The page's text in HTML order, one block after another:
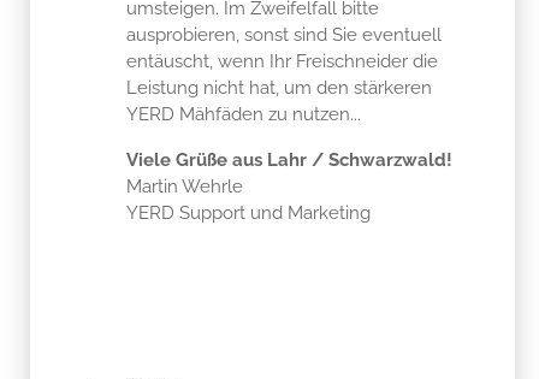
umsteigen. Im Zweifelfall bitte
ausprobieren, sonst sind Sie eventuell
entäuscht, wenn Ihr Freischneider die
Leistung nicht hat, um den stärkeren
YERD Mähfäden zu nutzen...
Viele Grüße aus Lahr / Schwarzwald!
Martin Wehrle
YERD Support und Marketing